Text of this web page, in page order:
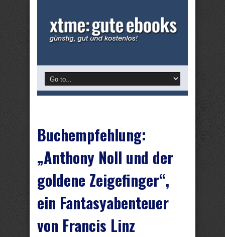
Buchempfehlung:
„Anthony Noll und der
goldene Zeigefinger“,
ein Fantasyabenteuer
von Francis Linz